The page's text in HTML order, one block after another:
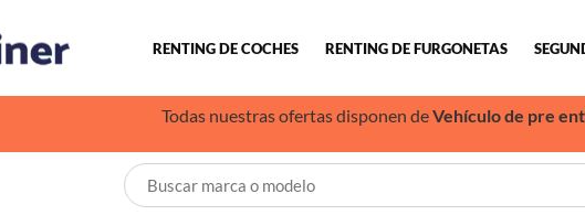
RENTING DE COCHES RENTING DE FURGONETAS
Todas nuestras ofertas disponen deVehículo de pre